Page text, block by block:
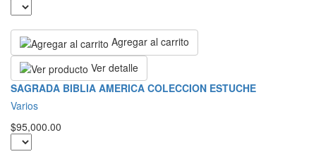
Agregar al carrito
Ver detalle
SAGRADA BIBLIA AMERICA COLECCION ESTUCHE
Varios
$95,000.00